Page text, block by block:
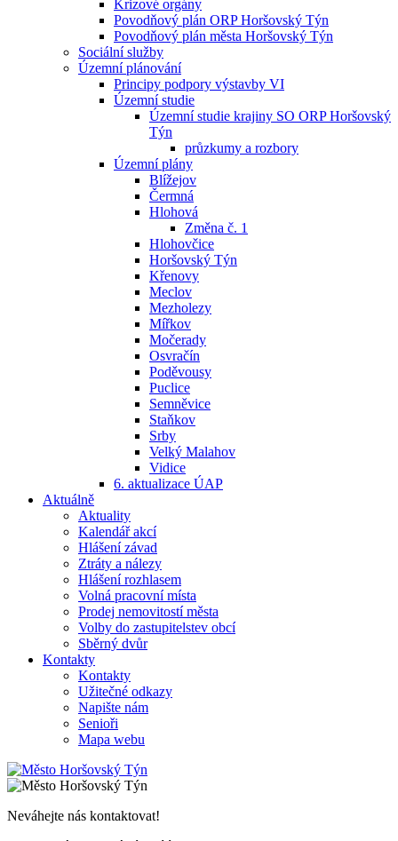
Krizové orgány
Povodňový plán ORP Horšovský Týn
Povodňový plán města Horšovský Týn
Sociální služby
Územní plánování
Principy podpory výstavby VI
Územní studie
Územní studie krajiny SO ORP Horšovský
Týn
průzkumy a rozbory
Územní plány
Blížejov
Čermná
Hlohová
Změna č. 1
Hlohovčice
Horšovský Týn
Křenovy
Meclov
Mezholezy
Mířkov
Močerady
Osvračín
Poděvousy
Puclice
Semněvice
Staňkov
Srby
Velký Malahov
Vidice
6. aktualizace ÚAP
Aktuálně
Aktuality
Kalendář akcí
Hlášení závad
Ztráty a nálezy
Hlášení rozhlasem
Volná pracovní místa
Prodej nemovitostí města
Volby do zastupitelstev obcí
Sběrný dvůr
Kontakty
Kontakty
Užitečné odkazy
Napište nám
Senioři
Mapa webu
Neváhejte nás kontaktovat!